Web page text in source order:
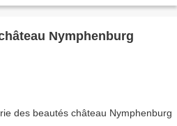
Nymphenburg